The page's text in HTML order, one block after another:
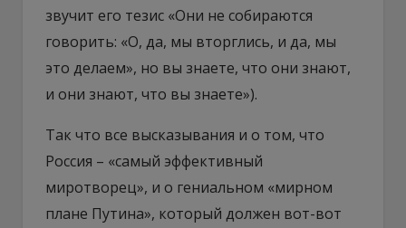
звучит его тезис «Они не собираются
говорить: «О, да, мы вторглись, и да, мы
это делаем», но вы знаете, что они знают,
и они знают, что вы знаете»).
Так что все высказывания и о том, что
Россия – «самый эффективный
миротворец», и о гениальном «мирном
плане Путина», который должен вот-вот